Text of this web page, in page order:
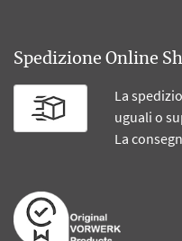
Spedizione Online
La
uguali o
La